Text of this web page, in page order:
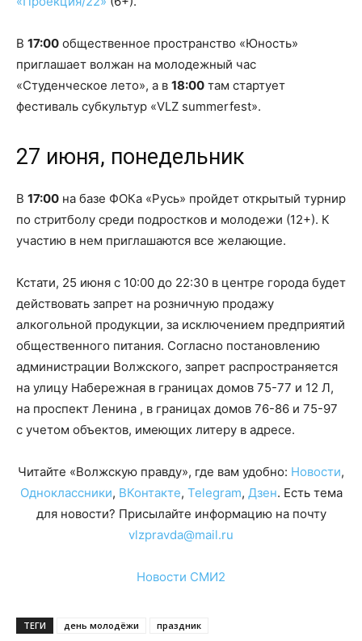
В 17:00 общественное пространство «Юность»
приглашает волжан на молодежный час
«Студенческое лето», а в 18:00 там стартует
фестиваль субкультур «VLZ summerfest».
27 июня, понедельник
В 17:00 на базе ФОКа «Русь» пройдет открытый турнир
по стритболу среди подростков и молодежи (12+). К
участию в нем приглашаются все желающие.
Кстати, 25 июня с 10:00 до 22:30 в центре города будет
действовать запрет на розничную продажу
алкогольной продукции, за исключением предприятий
общественного питания. Согласно постановлению
администрации Волжского, запрет распространяется
на улицу Набережная в границах домов 75-77 и 12 Л,
на проспект Ленина , в границах домов 76-86 и 75-97
с учетом объектов, имеющих литеру в адресе.
Читайте «Волжскую правду», где вам удобно: Новости,
Одноклассники, ВКонтакте, Telegram, Дзен. Есть тема
для новости? Присылайте информацию на почту
vlzpravda@mail.ru
Новости СМИ2
ТЕГИ день молодёжи праздник